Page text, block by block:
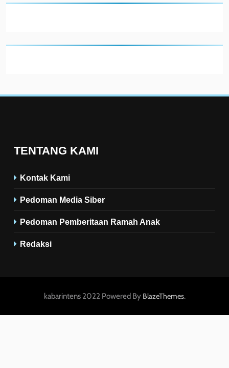
TENTANG KAMI
Kontak Kami
Pedoman Media Siber
Pedoman Pemberitaan Ramah Anak
Redaksi
kabarintens 2022 Powered By BlazeThemes.